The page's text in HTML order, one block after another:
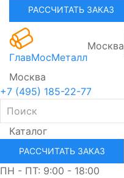
РАССЧИТАТЬ ЗАКАЗ
ГлавМосМеталл
Москва
Москва
+7 (495) 185-22-77
Каталог
РАССЧИТАТЬ ЗАКАЗ
ПН - ПТ: 9:00 - 18:00